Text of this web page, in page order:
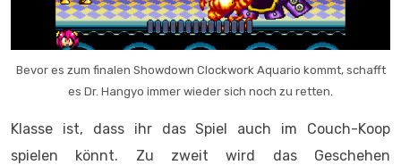
Bevor es zum finalen Showdown Clockwork Aquario kommt, schafft
es Dr. Hangyo immer wieder sich noch zu retten.
Klasse ist, dass ihr das Spiel auch im Couch-Koop
spielen könnt. Zu zweit wird das Geschehen